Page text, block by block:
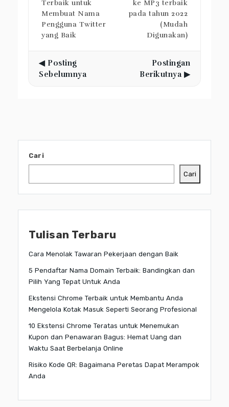
Terbaik untuk
Membuat Nama
Pengguna Twitter
yang Baik
ke MP3 terbaik
pada tahun 2022
(Mudah
Digunakan)
◀ Posting
Sebelumnya
Postingan
Berikutnya ▶
Cari
Cari
Tulisan Terbaru
Cara Menolak Tawaran Pekerjaan dengan Baik
5 Pendaftar Nama Domain Terbaik: Bandingkan dan
Pilih Yang Tepat Untuk Anda
Ekstensi Chrome Terbaik untuk Membantu Anda
Mengelola Kotak Masuk Seperti Seorang Profesional
10 Ekstensi Chrome Teratas untuk Menemukan
Kupon dan Penawaran Bagus: Hemat Uang dan
Waktu Saat Berbelanja Online
Risiko Kode QR: Bagaimana Peretas Dapat Merampok
Anda